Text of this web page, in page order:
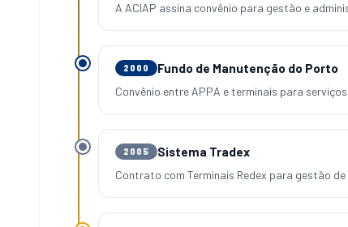
A ACIAP assina convênio para gestão e
2000 Fundo de Manutenção do Porto
Convênio entre APPA e terminais para
2005 Sistema Tradex
Contrato com Terminais Redex para gestão